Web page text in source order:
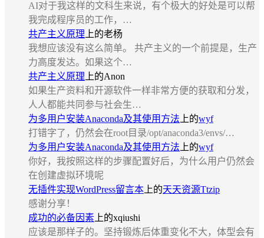
AI对于我这样的文科生来说，有个极大的好处是可以帮
我完成程序员的工作，…
共产主义原理上的老杨
我想应该没有这么简单。 共产主义的一个前提是，生产
力高度发达。如果这个…
共产主义原理上的Anon
如果生产资料和开源软件一样非常方便的获取和分发，
人人都能共同参与社会生…
为多用户安装Anaconda及其使用方法上的wyf
打错字了，仍然会在root目录/opt/anaconda3/envs/…
为多用户安装Anaconda及其使用方法上的wyf
你好，我按照这样的步骤配置好后，为什么用户仍然会
在创建虚拟环境呢
无插件实现WordPress留言本上的天天资源Ttzip
感谢分享！
成功的必备因素上的xqiushi
应该是那样子的。坚持锻炼后体重变化不大，体型会有